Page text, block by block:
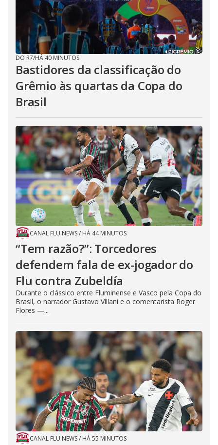
DO R7/HÁ 40 MINUTOS
Bastidores da classificação do
Grêmio às quartas da Copa do
Brasil
CANAL FLU NEWS/ HÁ 44 MINUTOS
“Tem razão?”: Torcedores
defendem fala de ex-jogador do
Flu contra Zubeldía
Durante o clássico entre Fluminense e Vasco pela Copa do
Brasil, o narrador Gustavo Villani e o comentarista Roger
Flores —...
CANAL FLU NEWS/ HÁ 55 MINUTOS